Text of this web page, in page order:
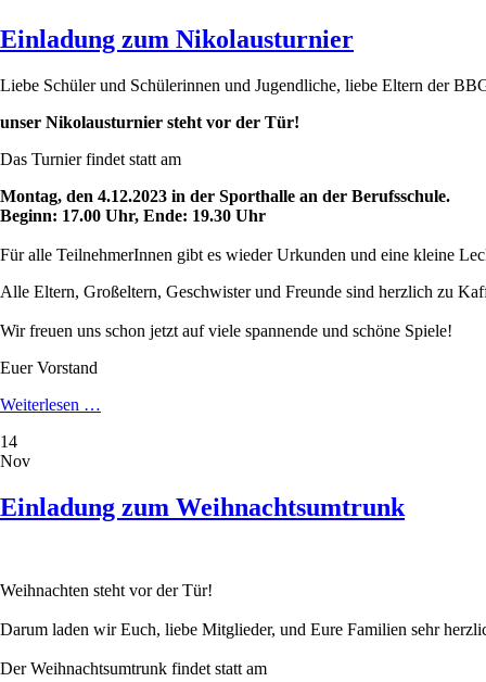
Einladung zum Nikolausturnier
Liebe Schüler und Schülerinnen und Jugendliche, liebe Eltern der
unser Nikolausturnier steht vor der Tür!
Das Turnier findet statt am
Montag, den 4.12.2023 in der Sporthalle an der Berufsschule.
Beginn: 17.00 Uhr, Ende: 19.30 Uhr
Für alle TeilnehmerInnen gibt es wieder Urkunden und eine kleine
Alle Eltern, Großeltern, Geschwister und Freunde sind herzlich zu
Wir freuen uns schon jetzt auf viele spannende und schöne Spiele!
Euer Vorstand
Weiterlesen …
14
Nov
Einladung zum Weihnachtsumtrunk
Weihnachten steht vor der Tür!
Darum laden wir Euch, liebe Mitglieder, und Eure Familien sehr
Der Weihnachtsumtrunk findet statt am